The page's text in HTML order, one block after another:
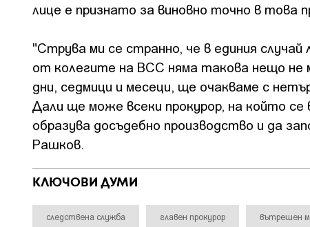
лице е признато за виновно точно в това
"Струва ми се странно, че в единия
от колегите на ВСС няма такова нещо не
дни, седмици и месеци, ще очакваме с
Дали ще може всеки прокурор, на който се
образува досъдебно производство и да
Рашков.
КЛЮЧОВИ ДУМИ
следствена служба главен прокурор вътрешен